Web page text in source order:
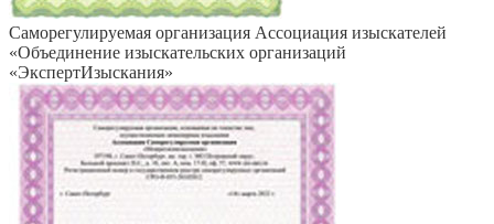
Саморегулируемая организация Ассоциация изыскателей
«Объединение изыскательских организаций
«ЭкспертИзыскания»